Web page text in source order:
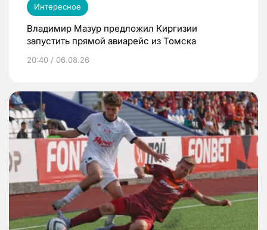
Интересное
Владимир Мазур предложил Киргизии
запустить прямой авиарейс из Томска
20:40 / 06.08.26